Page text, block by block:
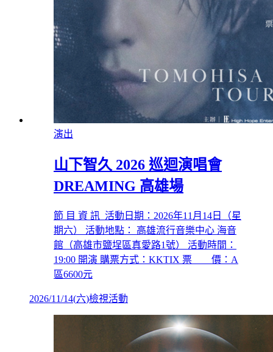
演出
山下智久 2026 巡迴演唱會
DREAMING 高雄場
節 目 資 訊 活動日期：2026年11月14日（星
期六） 活動地點： 高雄流行音樂中心 海音
館（高雄市鹽埕區真愛路1號） 活動時間：
19:00 開演 購票方式：KKTIX 票 價：A
區6600元
2026/11/14(六)檢視活動